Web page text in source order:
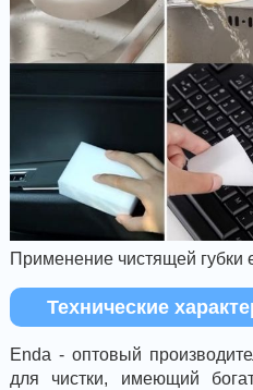
Применение чистящей губки
Технические
Enda - оптовый
для чистки, имеющий